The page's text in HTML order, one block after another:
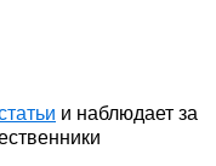
и наблюдает за